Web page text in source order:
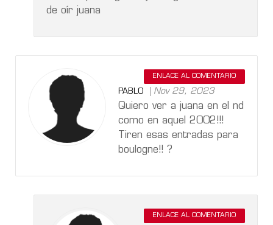
de oír juana
ENLACE AL COMENTARIO
PABLO Nov 29, 2023
Quiero ver a juana en el nd
como en aquel 2002!!!
Tiren esas entradas para
boulogne!! ?
ENLACE AL COMENTARIO